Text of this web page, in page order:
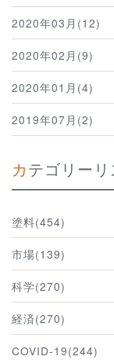
2020年03月(12)
2020年02月(9)
2020年01月(4)
2019年07月(2)
カテゴリー
塗料(454)
市場(139)
科学(270)
経済(270)
COVID-19(244)